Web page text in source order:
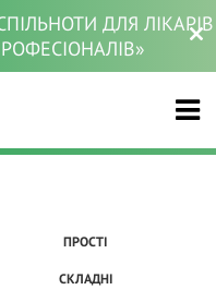
ДЛЯ ЛІКАРІВ
ПРОСТІ
СКЛАДНІ